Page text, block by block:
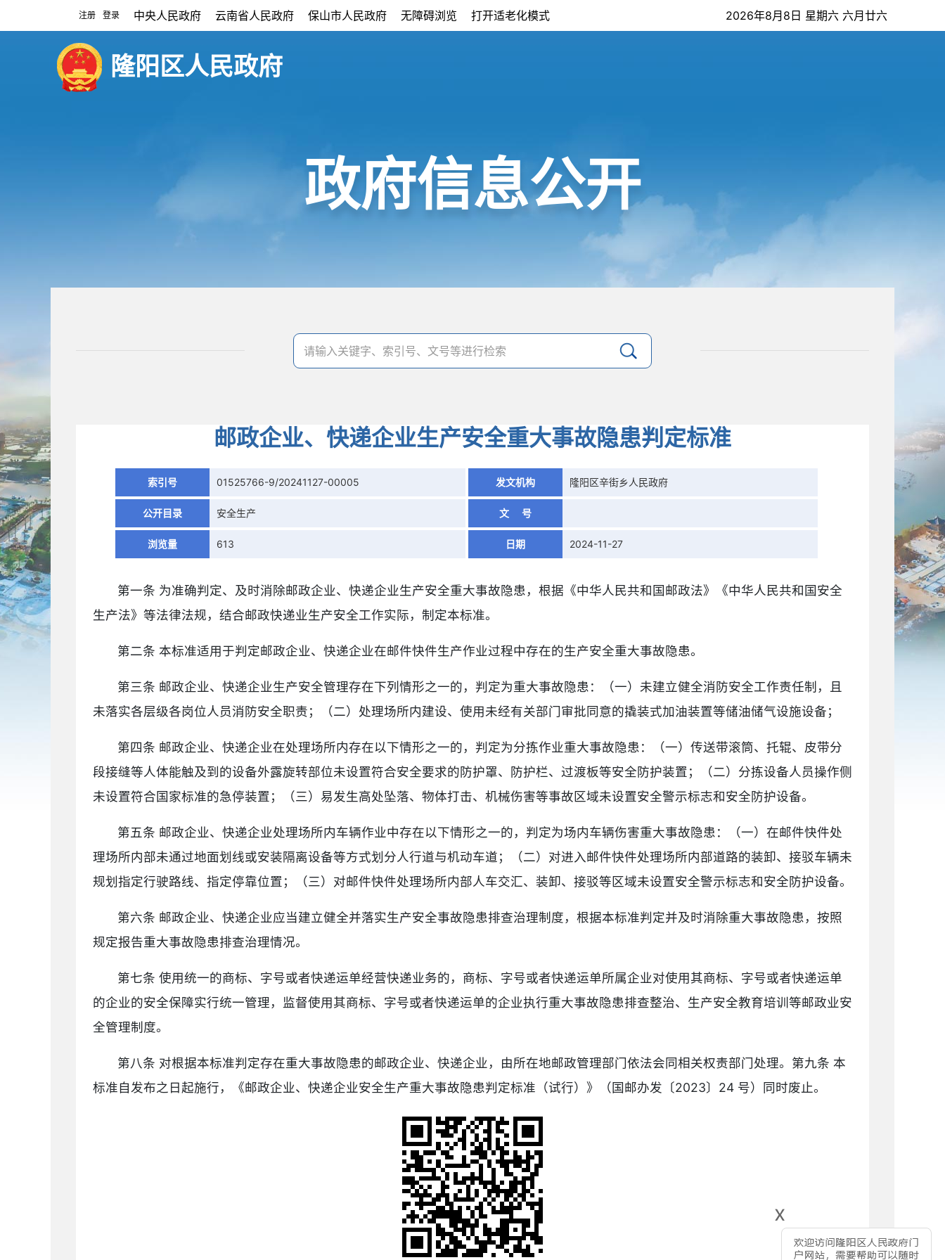
注册 登录
x
中央人民政府 云南省人民政府 保山市人民政府 无障碍浏览 打开适老化模式 2026年8月8日 星期六 六月廿六
隆阳区人民政府
政府信息公开
邮政企业、快递企业生产安全重大事故隐患判定标准
索引号 01525766-9/20241127-00005 发文机构 隆阳区辛街乡人民政府
公开目录 安全生产 文 号
浏览量 613 日期 2024-11-27
第一条 为准确判定、及时消除邮政企业、快递企业生产安全重大事故隐患，根据《中华人民共和国邮政法》《中华人民共和国安全
生产法》等法律法规，结合邮政快递业生产安全工作实际，制定本标准。
第二条 本标准适用于判定邮政企业、快递企业在邮件快件生产作业过程中存在的生产安全重大事故隐患。
第三条 邮政企业、快递企业生产安全管理存在下列情形之一的，判定为重大事故隐患：（一）未建立健全消防安全工作责任制，且
未落实各层级各岗位人员消防安全职责；（二）处理场所内建设、使用未经有关部门审批同意的撬装式加油装置等储油储气设施设备；
第四条 邮政企业、快递企业在处理场所内存在以下情形之一的，判定为分拣作业重大事故隐患：（一）传送带滚筒、托辊、皮带分
段接缝等人体能触及到的设备外露旋转部位未设置符合安全要求的防护罩、防护栏、过渡板等安全防护装置；（二）分拣设备人员操作侧
未设置符合国家标准的急停装置；（三）易发生高处坠落、物体打击、机械伤害等事故区域未设置安全警示标志和安全防护设备。
第五条 邮政企业、快递企业处理场所内车辆作业中存在以下情形之一的，判定为场内车辆伤害重大事故隐患：（一）在邮件快件处
理场所内部未通过地面划线或安装隔离设备等方式划分人行道与机动车道；（二）对进入邮件快件处理场所内部道路的装卸、接驳车辆未
规划指定行驶路线、指定停靠位置；（三）对邮件快件处理场所内部人车交汇、装卸、接驳等区域未设置安全警示标志和安全防护设备。
第六条 邮政企业、快递企业应当建立健全并落实生产安全事故隐患排查治理制度，根据本标准判定并及时消除重大事故隐患，按照
规定报告重大事故隐患排查治理情况。
第七条 使用统一的商标、字号或者快递运单经营快递业务的，商标、字号或者快递运单所属企业对使用其商标、字号或者快递运单
的企业的安全保障实行统一管理，监督使用其商标、字号或者快递运单的企业执行重大事故隐患排查整治、生产安全教育培训等邮政业安
全管理制度。
第八条 对根据本标准判定存在重大事故隐患的邮政企业、快递企业，由所在地邮政管理部门依法会同相关权责部门处理。第九条 本
标准自发布之日起施行，《邮政企业、快递企业安全生产重大事故隐患判定标准（试行）》（国邮办发〔2023〕24 号）同时废止。